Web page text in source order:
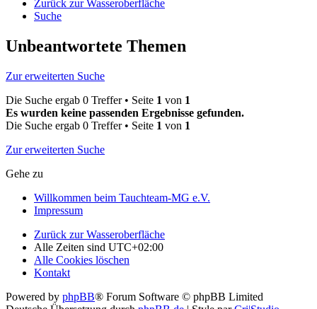
Zurück zur Wasseroberfläche
Suche
Unbeantwortete Themen
Zur erweiterten Suche
Die Suche ergab 0 Treffer • Seite 1 von 1
Es wurden keine passenden Ergebnisse gefunden.
Die Suche ergab 0 Treffer • Seite 1 von 1
Zur erweiterten Suche
Gehe zu
Willkommen beim Tauchteam-MG e.V.
Impressum
Zurück zur Wasseroberfläche
Alle Zeiten sind UTC+02:00
Alle Cookies löschen
Kontakt
Powered by phpBB® Forum Software © phpBB Limited